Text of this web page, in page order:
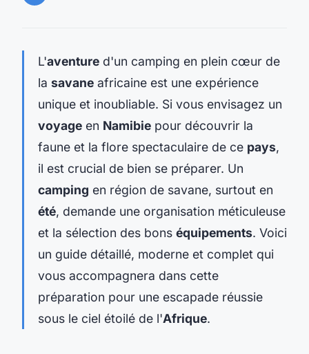
L'aventure d'un camping en plein cœur de
la savane africaine est une expérience
unique et inoubliable. Si vous envisagez un
voyage en Namibie pour découvrir la
faune et la flore spectaculaire de ce pays,
il est crucial de bien se préparer. Un
camping en région de savane, surtout en
été, demande une organisation méticuleuse
et la sélection des bons équipements. Voici
un guide détaillé, moderne et complet qui
vous accompagnera dans cette
préparation pour une escapade réussie
sous le ciel étoilé de l'Afrique.